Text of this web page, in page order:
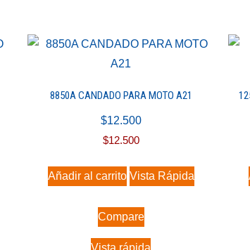
8850A CANDADO PARA MOTO A21
$12.500
$12.500
Añadir al carrito Vista Rápida
Compare